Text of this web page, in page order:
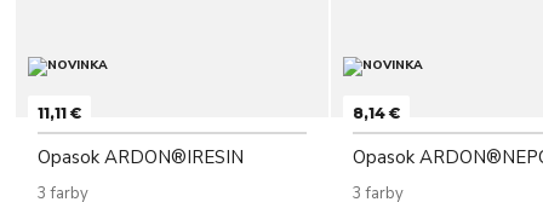
11,11 €
Opasok ARDON®IRESIN
3 farby
8,14 €
Opasok
3 farby